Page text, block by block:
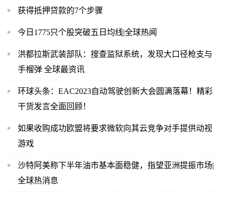
获得抵押贷款的7个步骤
今日1775只个股突破五日均线|全球热闻
洪都拉斯武装部队：搜查监狱系统，发现大口径枪支与
手榴弹 全球最资讯
环球头条：EAC2023自动驾驶创新大会圆满落幕！精彩
干货发言全面回顾！
如果收购成功欧盟将要求微软向其云竞争对手提供动视
游戏
沙特阿美称下半年油市基本面稳健，指望亚洲提振市场|
全球热消息